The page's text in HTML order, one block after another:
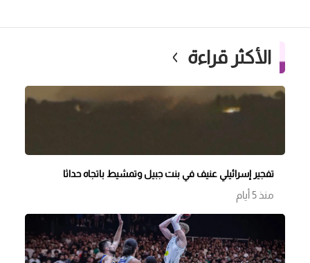
الأكثر قراءة
تفجير إسرائيلي عنيف في بنت جبيل وتمشيط باتجاه حداثا
منذ 5 أيام